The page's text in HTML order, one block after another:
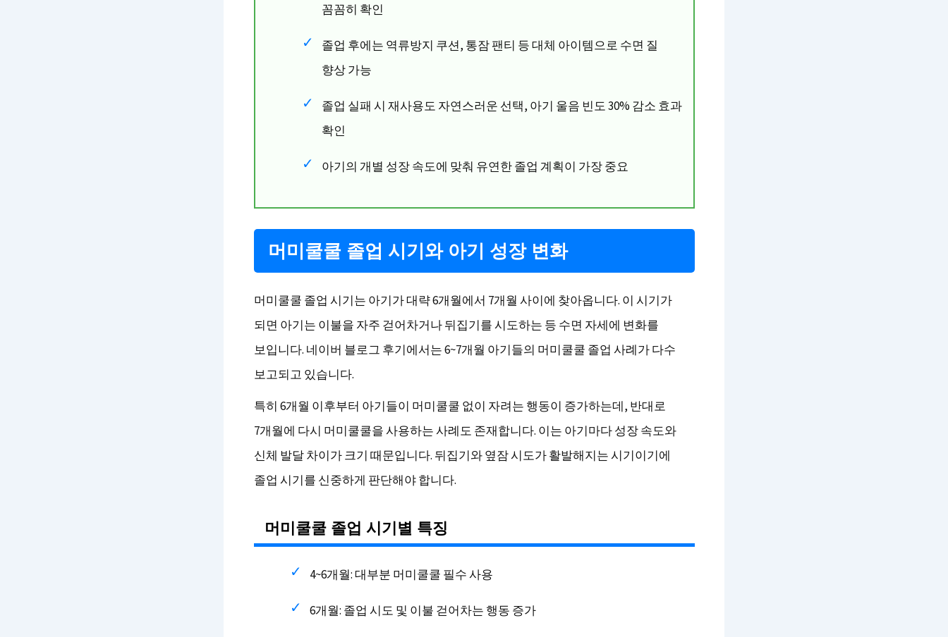
꼼꼼히 확인
졸업 후에는 역류방지 쿠션, 통잠 팬티 등 대체 아이템으로 수면 질
향상 가능
졸업 실패 시 재사용도 자연스러운 선택, 아기 울음 빈도 30% 감소 효과
확인
아기의 개별 성장 속도에 맞춰 유연한 졸업 계획이 가장 중요
머미쿨쿨 졸업 시기와 아기 성장 변화
머미쿨쿨 졸업 시기는 아기가 대략 6개월에서 7개월 사이에 찾아옵니다. 이 시기가
되면 아기는 이불을 자주 걷어차거나 뒤집기를 시도하는 등 수면 자세에 변화를
보입니다. 네이버 블로그 후기에서는 6~7개월 아기들의 머미쿨쿨 졸업 사례가 다수
보고되고 있습니다.
특히 6개월 이후부터 아기들이 머미쿨쿨 없이 자려는 행동이 증가하는데, 반대로
7개월에 다시 머미쿨쿨을 사용하는 사례도 존재합니다. 이는 아기마다 성장 속도와
신체 발달 차이가 크기 때문입니다. 뒤집기와 옆잠 시도가 활발해지는 시기이기에
졸업 시기를 신중하게 판단해야 합니다.
머미쿨쿨 졸업 시기별 특징
4~6개월: 대부분 머미쿨쿨 필수 사용
6개월: 졸업 시도 및 이불 걷어차는 행동 증가